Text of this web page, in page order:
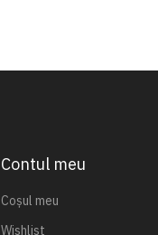
Contul meu
Coșul meu
Wishlist